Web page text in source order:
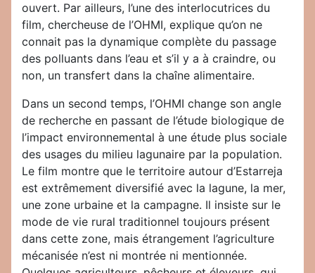
ouvert. Par ailleurs, l’une des interlocutrices du
film, chercheuse de l’OHMI, explique qu’on ne
connait pas la dynamique complète du passage
des polluants dans l’eau et s’il y a à craindre, ou
non, un transfert dans la chaîne alimentaire.
Dans un second temps, l’OHMI change son angle
de recherche en passant de l’étude biologique de
l’impact environnemental à une étude plus sociale
des usages du milieu lagunaire par la population.
Le film montre que le territoire autour d’Estarreja
est extrêmement diversifié avec la lagune, la mer,
une zone urbaine et la campagne. Il insiste sur le
mode de vie rural traditionnel toujours présent
dans cette zone, mais étrangement l’agriculture
mécanisée n’est ni montrée ni mentionnée.